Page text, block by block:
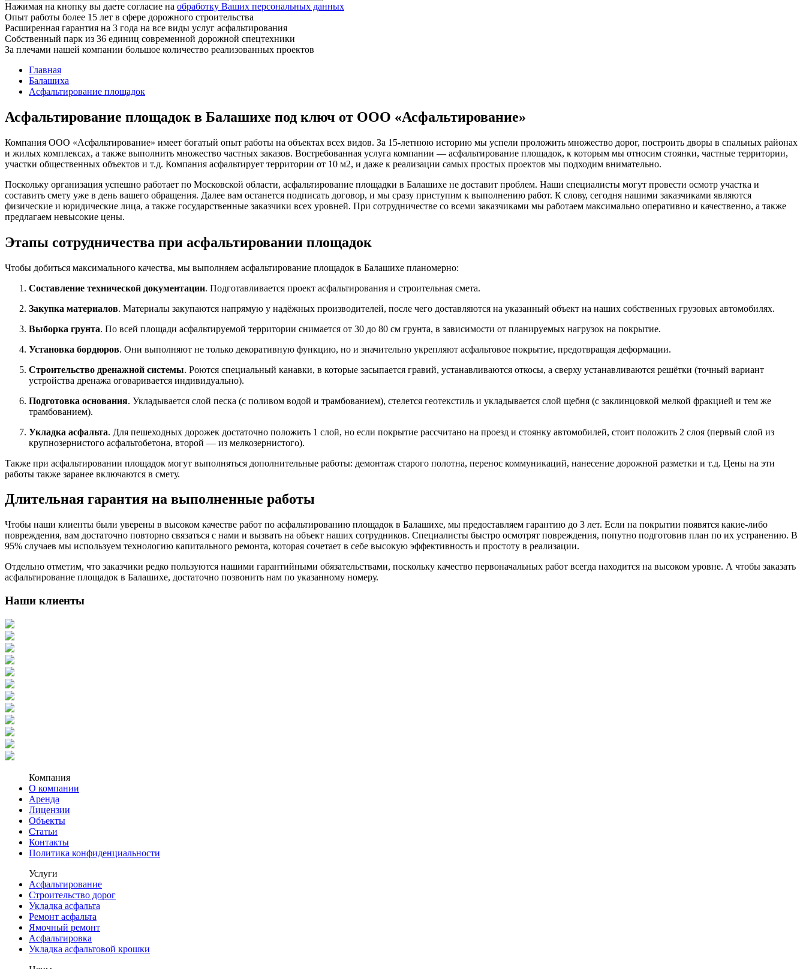
Нажимая на кнопку вы даете согласие на обработку Ваших персональных данных
Опыт работы более 15 лет в сфере дорожного строительства
Расширенная гарантия на 3 года на все виды услуг асфальтирования
Собственный парк из 36 единиц современной дорожной спецтехники
За плечами нашей компании большое количество реализованных проектов
Главная
Балашиха
Асфальтирование площадок
Асфальтирование площадок в Балашихе под ключ от ООО «Асфальтирование»
Компания ООО «Асфальтирование» имеет богатый опыт работы на объектах всех видов. За 15-летнюю историю мы успели проложить множество дорог, построить дворы в спальных районах
и жилых комплексах, а также выполнить множество частных заказов. Востребованная услуга компании — асфальтирование площадок, к которым мы относим стоянки, частные территории,
участки общественных объектов и т.д. Компания асфальтирует территории от 10 м2, и даже к реализации самых простых проектов мы подходим внимательно.
Поскольку организация успешно работает по Московской области, асфальтирование площадки в Балашихе не доставит проблем. Наши специалисты могут провести осмотр участка и
составить смету уже в день вашего обращения. Далее вам останется подписать договор, и мы сразу приступим к выполнению работ. К слову, сегодня нашими заказчиками являются
физические и юридические лица, а также государственные заказчики всех уровней. При сотрудничестве со всеми заказчиками мы работаем максимально оперативно и качественно, а также
предлагаем невысокие цены.
Этапы сотрудничества при асфальтировании площадок
Чтобы добиться максимального качества, мы выполняем асфальтирование площадок в Балашихе планомерно:
Составление технической документации. Подготавливается проект асфальтирования и строительная смета.
Закупка материалов. Материалы закупаются напрямую у надёжных производителей, после чего доставляются на указанный объект на наших собственных грузовых автомобилях.
Выборка грунта. По всей площади асфальтируемой территории снимается от 30 до 80 см грунта, в зависимости от планируемых нагрузок на покрытие.
Установка бордюров. Они выполняют не только декоративную функцию, но и значительно укрепляют асфальтовое покрытие, предотвращая деформации.
Строительство дренажной системы. Роются специальный канавки, в которые засыпается гравий, устанавливаются откосы, а сверху устанавливаются решётки (точный вариант
устройства дренажа оговаривается индивидуально).
Подготовка основания. Укладывается слой песка (с поливом водой и трамбованием), стелется геотекстиль и укладывается слой щебня (с заклинцовкой мелкой фракцией и тем же
трамбованием).
Укладка асфальта. Для пешеходных дорожек достаточно положить 1 слой, но если покрытие рассчитано на проезд и стоянку автомобилей, стоит положить 2 слоя (первый слой из
крупнозернистого асфальтобетона, второй — из мелкозернистого).
Также при асфальтировании площадок могут выполняться дополнительные работы: демонтаж старого полотна, перенос коммуникаций, нанесение дорожной разметки и т.д. Цены на эти
работы также заранее включаются в смету.
Длительная гарантия на выполненные работы
Чтобы наши клиенты были уверены в высоком качестве работ по асфальтированию площадок в Балашихе, мы предоставляем гарантию до 3 лет. Если на покрытии появятся какие-либо
повреждения, вам достаточно повторно связаться с нами и вызвать на объект наших сотрудников. Специалисты быстро осмотрят повреждения, попутно подготовив план по их устранению. В
95% случаев мы используем технологию капитального ремонта, которая сочетает в себе высокую эффективность и простоту в реализации.
Отдельно отметим, что заказчики редко пользуются нашими гарантийными обязательствами, поскольку качество первоначальных работ всегда находится на высоком уровне. А чтобы заказать
асфальтирование площадок в Балашихе, достаточно позвонить нам по указанному номеру.
Наши клиенты
Компания
О компании
Аренда
Лицензии
Объекты
Статьи
Контакты
Политика конфиденциальности
Услуги
Асфальтирование
Строительство дорог
Укладка асфальта
Ремонт асфальта
Ямочный ремонт
Асфальтировка
Укладка асфальтовой крошки